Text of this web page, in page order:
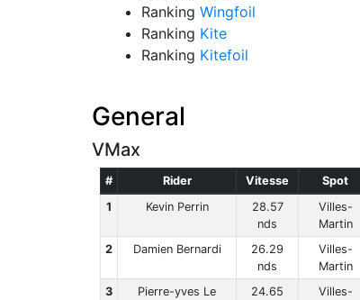
Ranking Wingfoil
Ranking Kite
Ranking Kitefoil
General
VMax
# Rider Vitesse
Spot
1
Kevin Perrin
28.57
nds
Villes-
Martin
2
Damien Bernardi
26.29
nds
Villes-
Martin
3
Pierre-yves Le
24.65
Villes-